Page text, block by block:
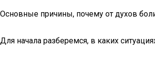
Основные причины, почему от духов
Для начала разберемся, в каких